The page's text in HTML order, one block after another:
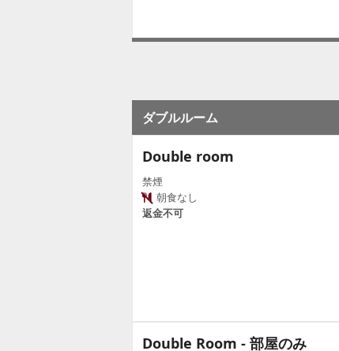
ダブルルーム
Double room
禁煙
朝食なし
返金不可
Double Room - 部屋のみ